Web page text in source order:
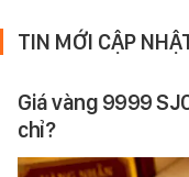
TIN MỚI CẬP
Giá vàng 9999
chỉ?